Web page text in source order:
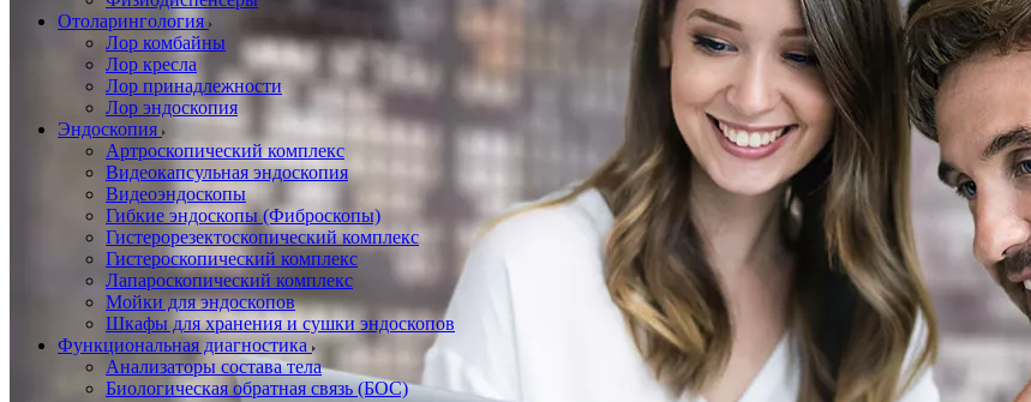
Отоларингология
Лор комбайны
Лор кресла
Лор принадлежности
Лор эндоскопия
Эндоскопия
Артроскопический комплекс
Видеокапсульная эндоскопия
Видеоэндоскопы
Гибкие эндоскопы (Фиброcкопы)
Гистерорезектоскопический комплекс
Гистероскопический комплекс
Лапароскопический комплекс
Мойки для эндоскопов
Шкафы для хранения и сушки эндоскопов
Функциональная диагностика
Анализаторы состава тела
Биологическая обратная связь (БОС)